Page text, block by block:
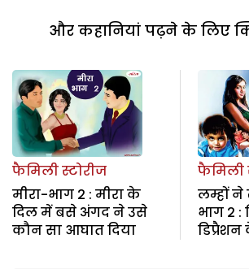
और कहानियां पढ़ने के लिए
फैमिली स्टोरीज
मीरा-भाग 2 : मीरा के
दिल में बसे अंगद ने उसे
कौन सा आघात दिया
फैमिली
लम्हों ने
भाग 2 :